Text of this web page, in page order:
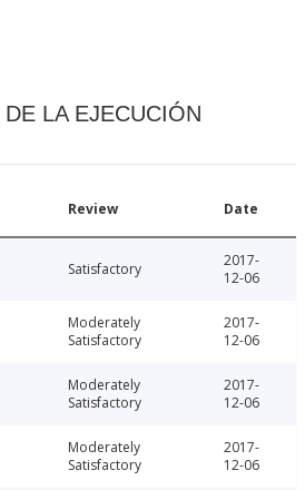
LA EJECUCIÓN
Review Date
Satisfactory
2017-
12-06
Moderately
Satisfactory
2017-
12-06
Moderately
Satisfactory
2017-
12-06
Moderately
Satisfactory
2017-
12-06